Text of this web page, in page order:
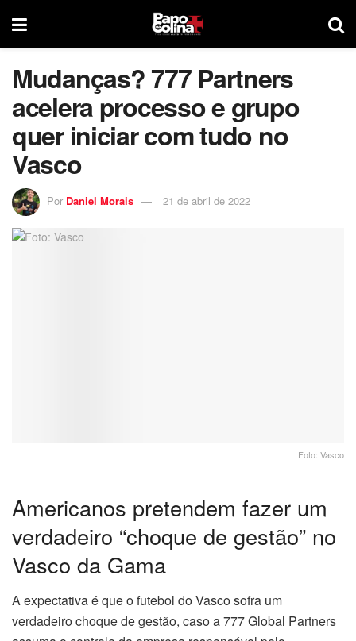
Mudanças? 777 Partners
acelera processo e grupo
quer iniciar com tudo no
Vasco
Por Daniel Morais 21 de abril de 2022
Foto: Vasco
Americanos pretendem fazer um
verdadeiro “choque de gestão” no
Vasco da Gama
A expectativa é que o futebol do Vasco sofra um
verdadeiro choque de gestão, caso a 777 Global Partners